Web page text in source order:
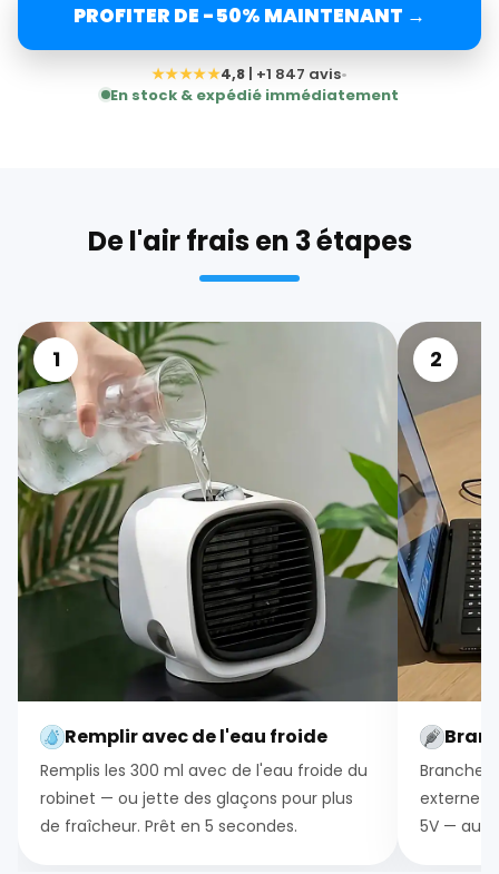
PROFITER DE -50% MAINTENANT →
★★★★★4,8 | +1 847 avis•
En stock & expédié immédiatement
De l'air frais en 3 étapes
1
Remplir avec de l'eau froide
Remplis les 300 ml avec de l'eau froide du
robinet — ou jette des glaçons pour plus
de fraîcheur. Prêt en 5 secondes.
2
Branche-
externe
5V —